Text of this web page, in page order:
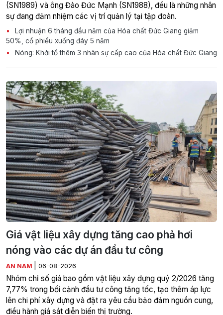
(SN1989) và ông Đào Đức Mạnh (SN1988), đều là những nhân
sự đang đảm nhiệm các vị trí quản lý tại tập đoàn.
Lợi nhuận 6 tháng đầu năm của Hóa chất Đức Giang giảm
50%, cổ phiếu xuống đáy 5 năm
Nóng: Khởi tố thêm 3 nhân sự cấp cao của Hóa chất Đức Giang
Giá vật liệu xây dựng tăng cao phả hơi
nóng vào các dự án đầu tư công
AN NAM 06-08-2026
Nhóm chỉ số giá bao gồm vật liệu xây dựng quý 2/2026 tăng
7,77% trong bối cảnh đầu tư công tăng tốc, tạo thêm áp lực
lên chi phí xây dựng và đặt ra yêu cầu bảo đảm nguồn cung,
điều hành giá sát diễn biến thị trường.